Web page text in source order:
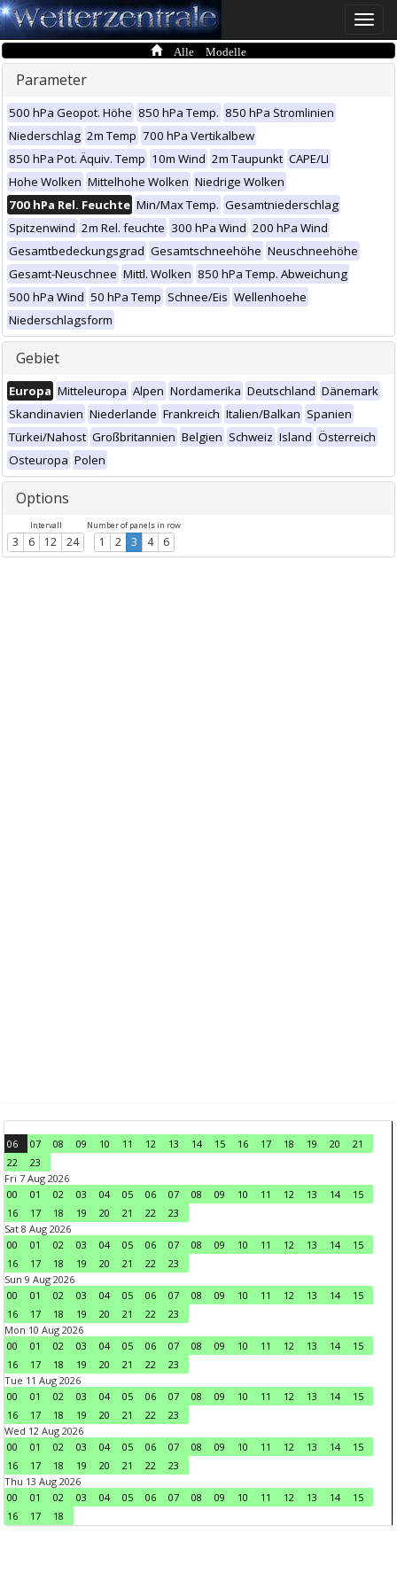
Toggle
Alle Modelle
Parameter
500 hPa Geopot. Höhe 850 hPa Temp. 850 hPa Stromlinien
Niederschlag 2m Temp 700 hPa Vertikalbew
850 hPa Pot. Äquiv. Temp 10m Wind 2m Taupunkt CAPE/LI
Hohe Wolken Mittelhohe Wolken Niedrige Wolken
700 hPa Rel. Feuchte Min/Max Temp. Gesamtniederschlag
Spitzenwind 2m Rel. feuchte 300 hPa Wind 200 hPa Wind
Gesamtbedeckungsgrad Gesamtschneehöhe Neuschneehöhe
Gesamt-Neuschnee Mittl. Wolken 850 hPa Temp. Abweichung
500 hPa Wind 50 hPa Temp Schnee/Eis Wellenhoehe
Niederschlagsform
Gebiet
Europa Mitteleuropa Alpen Nordamerika Deutschland Dänemark
Skandinavien Niederlande Frankreich Italien/Balkan Spanien
Türkei/Nahost Großbritannien Belgien Schweiz Island Österreich
Osteuropa Polen
Options
Intervall
3 6 12 24
Number of panels in row
1 2 3 4 6
06 07 08 09 10 11 12 13 14 15 16 17 18 19 20
21
22
23
Fri 7 Aug 2026
00
01 02 03 04 05 06 07 08 09 10 11 12 13 14
15
16
17 18 19 20 21 22
23
Sat 8 Aug 2026
00
01 02 03 04 05 06 07 08 09 10 11 12 13 14
15
16
17 18 19 20 21 22
23
Sun 9 Aug 2026
00
01 02 03 04 05 06 07 08 09 10 11 12 13 14
15
16
17 18 19 20 21 22
23
Mon 10 Aug 2026
00
01 02 03 04 05 06 07 08 09 10 11 12 13 14
15
16
17 18 19 20 21 22
23
Tue 11 Aug 2026
00
01 02 03 04 05 06 07 08 09 10 11 12 13 14
15
16
17 18 19 20 21 22
23
Wed 12 Aug 2026
00
01 02 03 04 05 06 07 08 09 10 11 12 13 14
15
16
17 18 19 20 21 22
23
Thu 13 Aug 2026
00
01 02 03 04 05 06 07 08 09 10 11 12 13 14
15
16
17 18